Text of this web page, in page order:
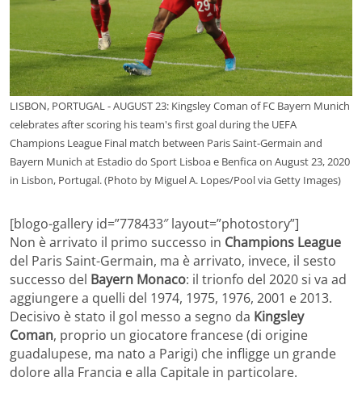
LISBON, PORTUGAL - AUGUST 23: Kingsley Coman of FC Bayern Munich
celebrates after scoring his team's first goal during the UEFA
Champions League Final match between Paris Saint-Germain and
Bayern Munich at Estadio do Sport Lisboa e Benfica on August 23, 2020
in Lisbon, Portugal. (Photo by Miguel A. Lopes/Pool via Getty Images)
[blogo-gallery id=”778433″ layout=”photostory”]
Non è arrivato il primo successo in Champions League
del Paris Saint-Germain, ma è arrivato, invece, il sesto
successo del Bayern Monaco: il trionfo del 2020 si va ad
aggiungere a quelli del 1974, 1975, 1976, 2001 e 2013.
Decisivo è stato il gol messo a segno da Kingsley
Coman, proprio un giocatore francese (di origine
guadalupese, ma nato a Parigi) che infligge un grande
dolore alla Francia e alla Capitale in particolare.